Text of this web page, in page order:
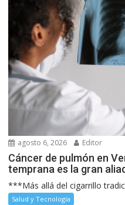
agosto 6, 2026 Editor
Cáncer de pulmón en
temprana es la gran
***Más allá del cigarrillo
Salud y Tecnología